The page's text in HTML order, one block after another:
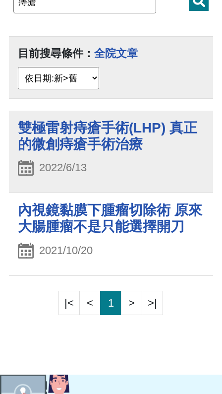
目前搜尋條件： 全院文章
雙極雷射痔瘡手術(LHP) 真正
的微創痔瘡手術治療
2022/6/13
內視鏡黏膜下腫瘤切除術 原來
大腸腫瘤不是只能選擇開刀
2021/10/20
|< < 1 > >|